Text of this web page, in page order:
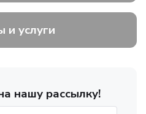
и услуги
нашу рассылку!